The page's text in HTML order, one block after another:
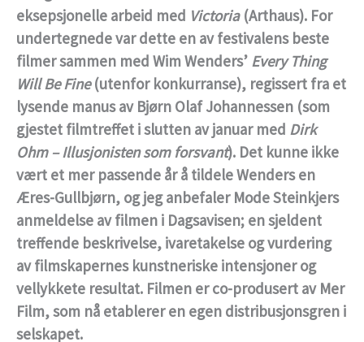
eksepsjonelle arbeid med Victoria(Arthaus). For
undertegnede var dette en av festivalens beste
filmer sammen med Wim Wenders’ Every Thing
Will Be Fine(utenfor konkurranse), regissert fra et
lysende manus av Bjørn Olaf Johannessen (som
gjestet filmtreffet i slutten av januar med Dirk
Ohm – Illusjonisten som forsvant). Det kunne ikke
vært et mer passende år å tildele Wenders en
Æres-Gullbjørn, og jeg anbefaler Mode Steinkjers
anmeldelse av filmen i Dagsavisen; en sjeldent
treffende beskrivelse, ivaretakelse og vurdering
av filmskapernes kunstneriske intensjoner og
vellykkete resultat. Filmen er co-produsert av Mer
Film, som nå etablerer en egen distribusjonsgren i
selskapet.